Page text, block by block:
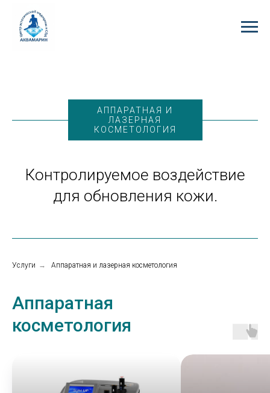
АППАРАТНАЯ И
ЛАЗЕРНАЯ
КОСМЕТОЛОГИЯ
Контролируемое воздействие
для обновления кожи.
Услуги → Аппаратная и лазерная косметология
Аппаратная
косметология